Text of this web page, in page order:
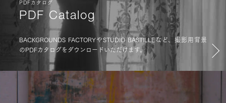
PDFカタログ
PDF Catalog
BACKGROUNDS FACTORYやSTUDIO BASTILLEなど、撮影用背景
のPDFカタログをダウンロードいただけます。